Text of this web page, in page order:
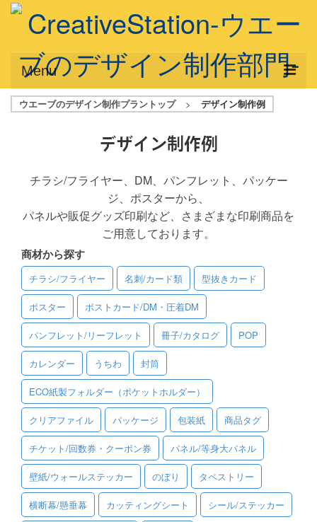
Menu
サービス概要
デザインプラン
フルデザイン
データ修正
写真からイラスト作成
デザイン制作例
ご利用料金
ご利用ガイド
ご利用の流れ
ご注文方法について
キャンセルについて
FAQ（よくあるご質問）
資料をダウンロード
ご利用規約
ウエーブのデザイン制作プラントップ > デザイン制作例
デザイン制作例
チラシ/フライヤー、DM、パンフレット、パッケー
ジ、ポスターから、
パネルや販促グッズ印刷など、さまざまな印刷商品を
ご用意しております。
商材から探す
チラシ/フライヤー 名刺/カード類 型抜きカード
ポスター ポストカード/DM・圧着DM
パンフレット/リーフレット 冊子/カタログ POP
カレンダー うちわ 封筒
ECO紙製フォルダー（ポケットホルダー）
クリアファイル パッケージ 包装紙 商品タグ
チケット/回数券・クーポン券 パネル/等身大パネル
壁紙/ウォールステッカー のぼり タペストリー
横断幕/懸垂幕 カッティングシート シール/ステッカー